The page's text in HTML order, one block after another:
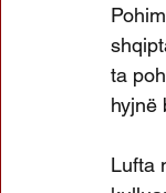
ta
hyjnë
Lufta